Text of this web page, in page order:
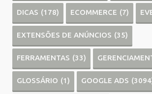
DICAS (178) ECOMMERCE (7)
EXTENSÕES DE ANÚNCIOS (35)
FERRAMENTAS (33)
GLOSSÁRIO (1) GOOGLE ADS